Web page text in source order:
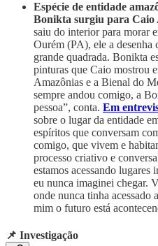
Espécie de entidade
Bonikta surgiu para Caio
saiu do interior para morar
Ourém (PA), ele a desenha
grande quadrada. Bonikta
pinturas que Caio mostrou
Amazônias e a Bienal do
sempre andou comigo, a
pessoa”, conta. Em
sobre o lugar da entidade
espíritos que conversam
comigo, que vivem e
processo criativo e
estamos acessando
eu nunca imaginei chegar.
onde nunca tinha acessado
mim o futuro está
📌 Investigação